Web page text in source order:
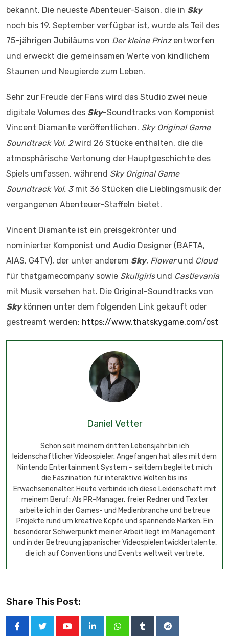
bekannt. Die neueste Abenteuer-Saison, die in Sky
noch bis 19. September verfügbar ist, wurde als Teil des
75-jährigen Jubiläums von Der kleine Prinzentworfen
und erweckt die gemeinsamen Werte von kindlichem
Staunen und Neugierde zum Leben.
Sehr zur Freude der Fans wird das Studio zwei neue
digitale Volumes des Sky-Soundtracks von Komponist
Vincent Diamante veröffentlichen. Sky Original Game
Soundtrack Vol. 2wird 26 Stücke enthalten, die die
atmosphärische Vertonung der Hauptgeschichte des
Spiels umfassen, während Sky Original Game
Soundtrack Vol. 3mit 36 Stücken die Lieblingsmusik der
vergangenen Abenteuer-Staffeln bietet.
Vincent Diamante ist ein preisgekrönter und
nominierter Komponist und Audio Designer (BAFTA,
AIAS, G4TV), der unter anderem Sky, Flowerund Cloud
für thatgamecompany sowie Skullgirls und Castlevania
mit Musik versehen hat. Die Original-Soundtracks von
Skykönnen unter dem folgenden Link gekauft oder
gestreamt werden: https://www.thatskygame.com/ost
Daniel Vetter
Schon seit meinem dritten Lebensjahr bin ich
leidenschaftlicher Videospieler. Angefangen hat alles mit dem
Nintendo Entertainment System – seitdem begleitet mich
die Faszination für interaktive Welten bis ins
Erwachsenenalter. Heute verbinde ich diese Leidenschaft mit
meinem Beruf: Als PR-Manager, freier Redner und Texter
arbeite ich in der Games- und Medienbranche und betreue
Projekte rund um kreative Köpfe und spannende Marken. Ein
besonderer Schwerpunkt meiner Arbeit liegt im Management
und in der Betreuung japanischer Videospielentwicklertalente,
die ich auf Conventions und Events weltweit vertrete.
Share This Post: